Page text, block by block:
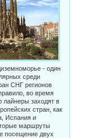
- один
среди
СНГ регионов
во время
лайнеры заходят в
стран, как
Испания и
маршруты
посещение двух